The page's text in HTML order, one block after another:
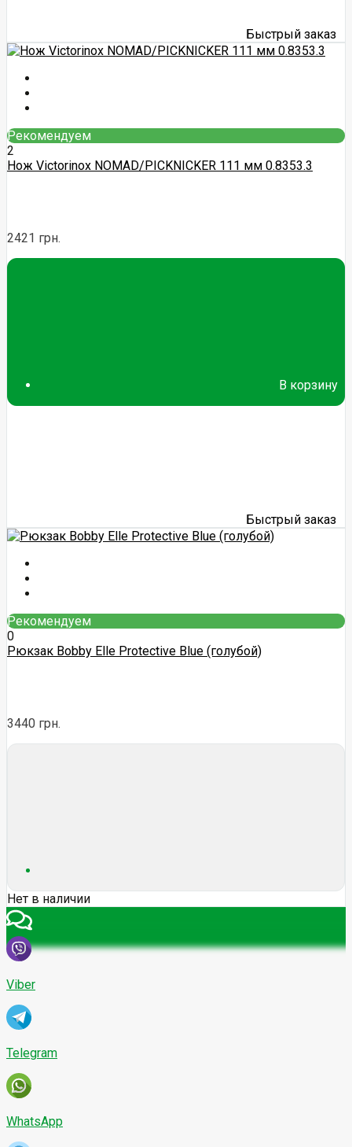
Быстрый заказ
Рекомендуем
2
Нож Victorinox NOMAD/PICKNICKER 111 мм 0.8353.3
2421 грн.
В корзину
Быстрый заказ
Рекомендуем
0
Рюкзак Bobby Elle Protective Blue (голубой)
3440 грн.
Нет в наличии
Viber
Telegram
WhatsApp